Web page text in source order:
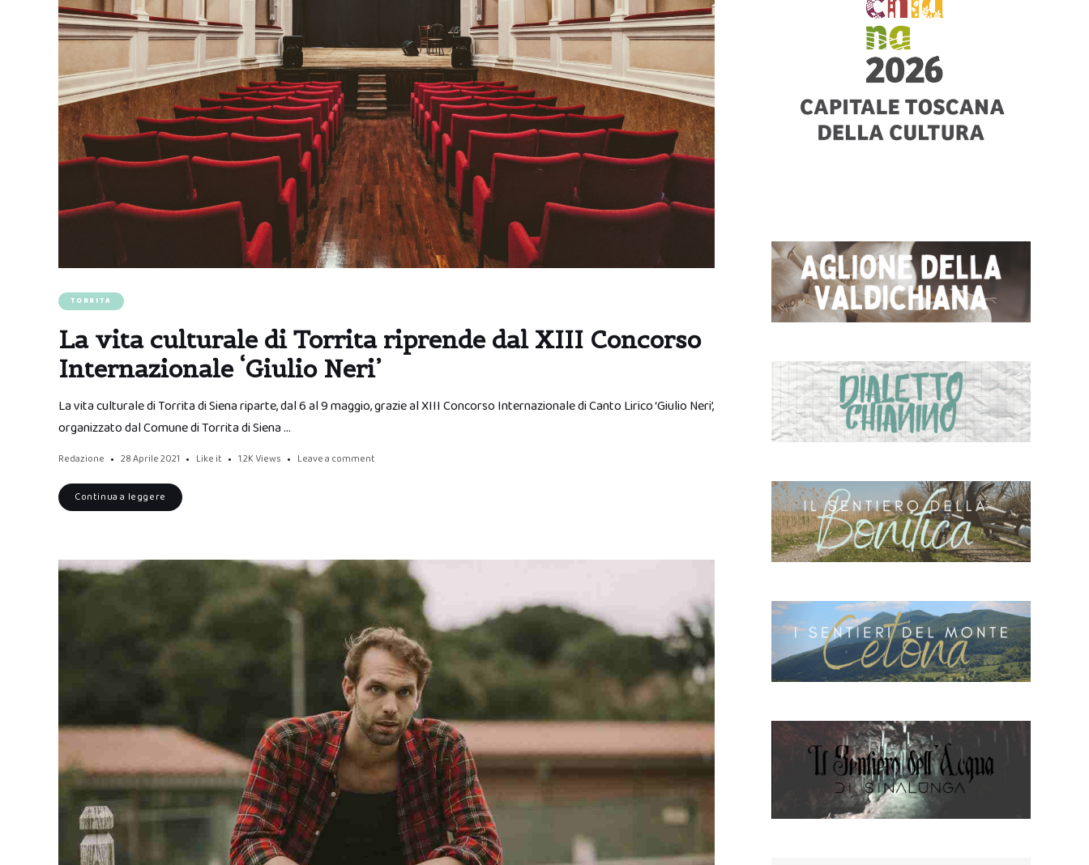
TORRITA
La vita culturale di Torrita riprende dal XIII Concorso
Internazionale ‘Giulio Neri’
La vita culturale di Torrita di Siena riparte, dal 6 al 9 maggio, grazie al XIII Concorso Internazionale di Canto Lirico ‘Giulio Neri’,
organizzato dal Comune di Torrita di Siena …
Redazione 28 Aprile 2021 Like it 1.2K Views Leave a comment
Continua a leggere